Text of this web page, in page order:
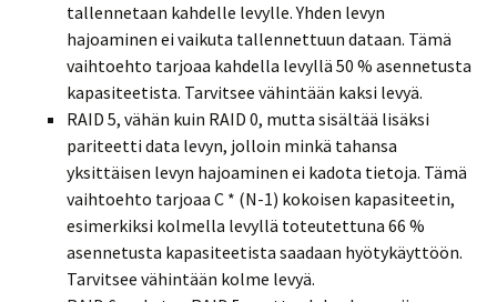
tallennetaan kahdelle levylle. Yhden levyn
hajoaminen ei vaikuta tallennettuun dataan. Tämä
vaihtoehto tarjoaa kahdella levyllä 50 % asennetusta
kapasiteetista. Tarvitsee vähintään kaksi levyä.
RAID 5, vähän kuin RAID 0, mutta sisältää lisäksi
pariteetti data levyn, jolloin minkä tahansa
yksittäisen levyn hajoaminen ei kadota tietoja. Tämä
vaihtoehto tarjoaa C * (N-1) kokoisen kapasiteetin,
esimerkiksi kolmella levyllä toteutettuna 66 %
asennetusta kapasiteetista saadaan hyötykäyttöön.
Tarvitsee vähintään kolme levyä.